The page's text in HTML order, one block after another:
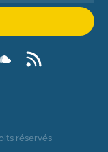
réservés